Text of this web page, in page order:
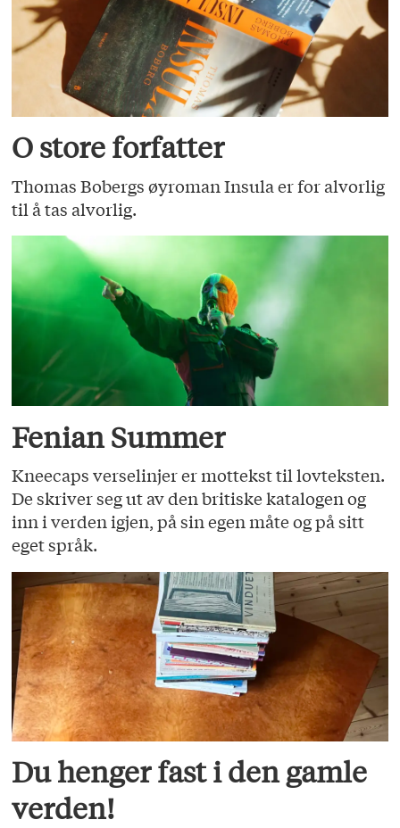
O store forfatter
Thomas Bobergs øyroman Insula er for alvorlig
til å tas alvorlig.
Fenian Summer
Kneecaps verselinjer er mottekst til lovteksten.
De skriver seg ut av den britiske katalogen og
inn i verden igjen, på sin egen måte og på sitt
eget språk.
Du henger fast i den gamle
verden!